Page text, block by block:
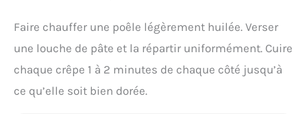
Faire chauffer une poêle légèrement huilée. Verser
une louche de pâte et la répartir uniformément. Cuire
chaque crêpe 1 à 2 minutes de chaque côté jusqu’à
ce qu’elle soit bien dorée.